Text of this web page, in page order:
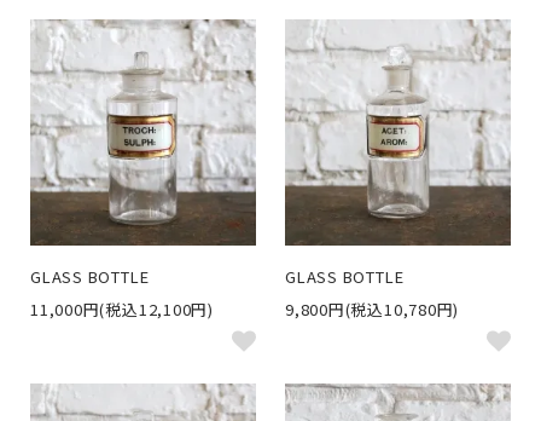
GLASS BOTTLE
11,000円(税込12,100円)
GLASS BOTTLE
9,800円(税込10,780円)